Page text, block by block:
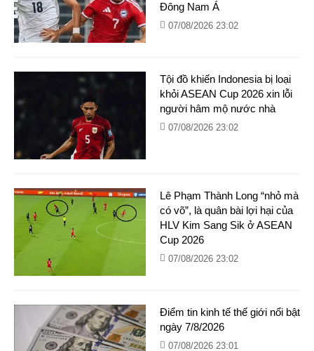
Đông Nam Á
07/08/2026 23:02
Tội đồ khiến Indonesia bị loại
khỏi ASEAN Cup 2026 xin lỗi
người hâm mộ nước nhà
07/08/2026 23:02
Lê Phạm Thành Long “nhỏ mà
có võ”, là quân bài lợi hại của
HLV Kim Sang Sik ở ASEAN
Cup 2026
07/08/2026 23:02
Điểm tin kinh tế thế giới nổi bật
ngày 7/8/2026
07/08/2026 23:01